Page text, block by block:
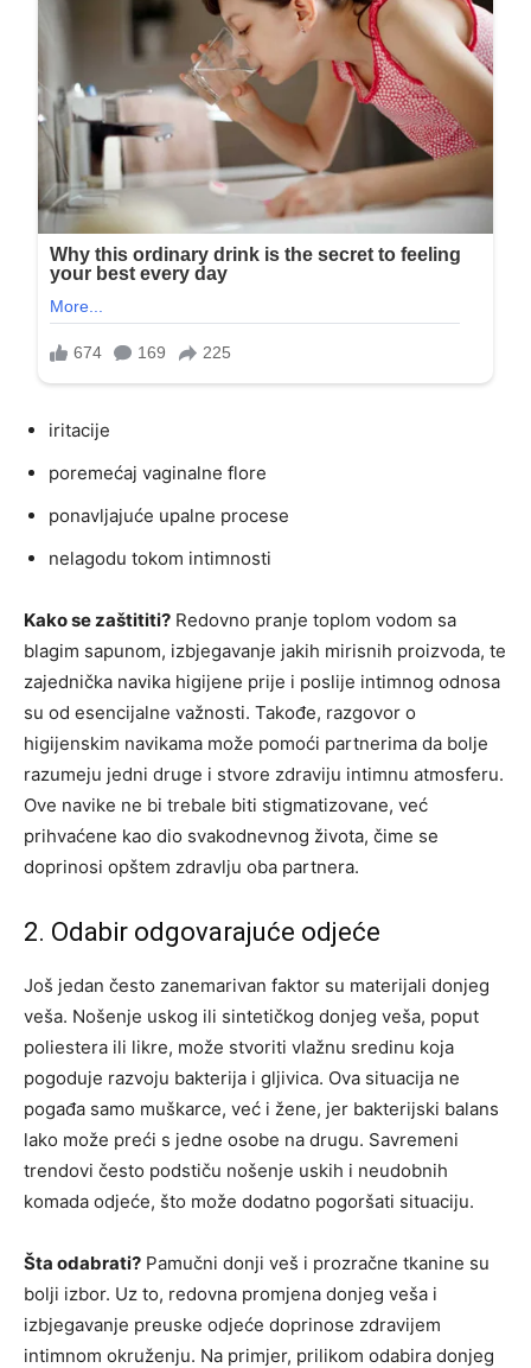
iritacije
poremećaj vaginalne flore
ponavljajuće upalne procese
nelagodu tokom intimnosti
Kako se zaštititi? Redovno pranje toplom vodom sa
blagim sapunom, izbjegavanje jakih mirisnih proizvoda, te
zajednička navika higijene prije i poslije intimnog odnosa
su od esencijalne važnosti. Takođe, razgovor o
higijenskim navikama može pomoći partnerima da bolje
razumeju jedni druge i stvore zdraviju intimnu atmosferu.
Ove navike ne bi trebale biti stigmatizovane, već
prihvaćene kao dio svakodnevnog života, čime se
doprinosi opštem zdravlju oba partnera.
2. Odabir odgovarajuće odjeće
Još jedan često zanemarivan faktor su materijali donjeg
veša. Nošenje uskog ili sintetičkog donjeg veša, poput
poliestera ili likre, može stvoriti vlažnu sredinu koja
pogoduje razvoju bakterija i gljivica. Ova situacija ne
pogađa samo muškarce, već i žene, jer bakterijski balans
lako može preći s jedne osobe na drugu. Savremeni
trendovi često podstiču nošenje uskih i neudobnih
komada odjeće, što može dodatno pogoršati situaciju.
Šta odabrati? Pamučni donji veš i prozračne tkanine su
bolji izbor. Uz to, redovna promjena donjeg veša i
izbjegavanje preuske odjeće doprinose zdravijem
intimnom okruženju. Na primjer, prilikom odabira donjeg